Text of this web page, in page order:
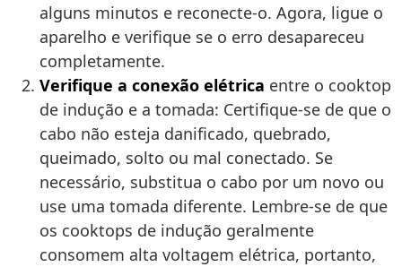
alguns minutos e reconecte-o. Agora, ligue o
aparelho e verifique se o erro desapareceu
completamente.
Verifique a conexão elétrica entre o cooktop
de indução e a tomada: Certifique-se de que o
cabo não esteja danificado, quebrado,
queimado, solto ou mal conectado. Se
necessário, substitua o cabo por um novo ou
use uma tomada diferente. Lembre-se de que
os cooktops de indução geralmente
consomem alta voltagem elétrica, portanto,